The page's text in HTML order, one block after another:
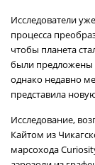
Исследователи
процесса
чтобы планета
были предложены
однако недавно
представила
Исследование,
Кайтом из
марсохода